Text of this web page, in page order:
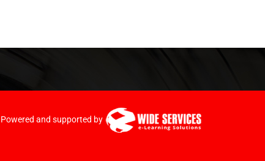
Powered and supported by